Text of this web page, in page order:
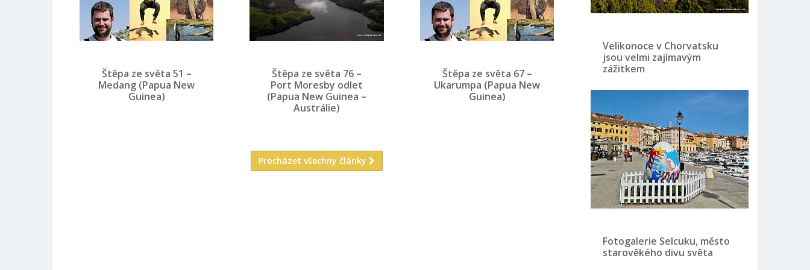
Štěpa ze světa 51 –
Medang (Papua New
Guinea)
Štěpa ze světa 76 –
Port Moresby odlet
(Papua New Guinea –
Austrálie)
Štěpa ze světa 67 –
Ukarumpa (Papua New
Guinea)
Procházet všechny články
Velikonoce v Chorvatsku
jsou velmi zajímavým
zážitkem
Fotogalerie Selcuku, město
starověkého divu světa